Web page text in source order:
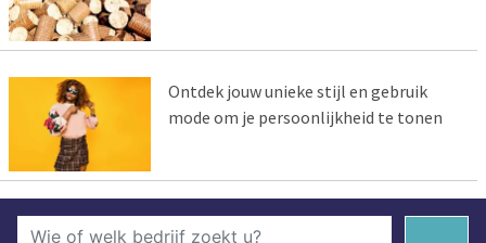
Ontdek jouw unieke stijl en gebruik
mode om je persoonlijkheid te tonen